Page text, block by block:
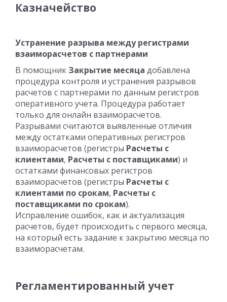
Казначейство
Устранение разрыва между регистрами
взаиморасчетов с партнерами
В помощник Закрытие месяца добавлена
процедура контроля и устранения разрывов
расчетов с партнерами по данным регистров
оперативного учета. Процедура работает
только для онлайн взаиморасчетов.
Разрывами считаются выявленные отличия
между остатками оперативных регистров
взаиморасчетов (регистры Расчеты с
клиентами, Расчеты с поставщиками) и
остатками финансовых регистров
взаиморасчетов (регистры Расчеты с
клиентами по срокам, Расчеты с
поставщиками по срокам).
Исправление ошибок, как и актуализация
расчетов, будет происходить с первого месяца,
на который есть задание к закрытию месяца по
взаиморасчетам.
Регламентированный учет